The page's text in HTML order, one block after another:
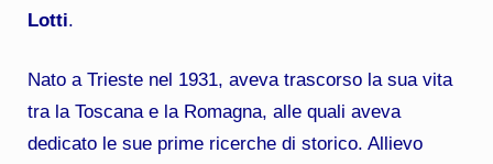
Lotti.
Nato a Trieste nel 1931, aveva trascorso la sua vita
tra la Toscana e la Romagna, alle quali aveva
dedicato le sue prime ricerche di storico. Allievo